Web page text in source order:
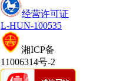
经营许可证
L-HUN-100535
湘ICP备
11006314号-2